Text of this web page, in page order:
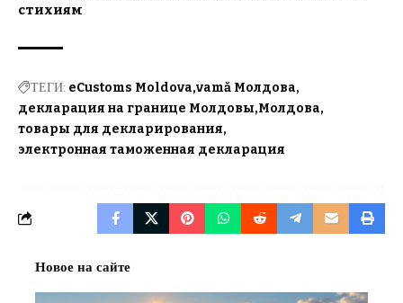
стихиям
ТЕГИ: eCustoms Moldova vamă Молдова
декларация на границе Молдовы Молдова
товары для декларирования
электронная таможенная декларация
Новое на сайте